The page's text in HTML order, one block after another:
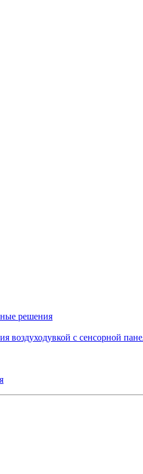
решения
воздуходувкой с сенсорной